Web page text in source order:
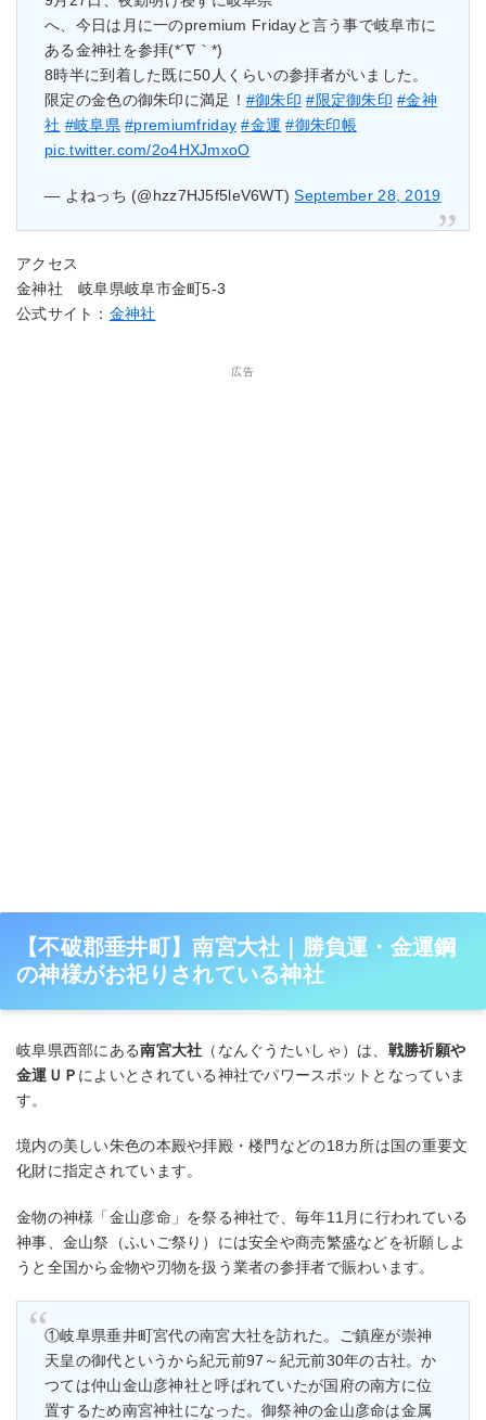
へ、今日は月に一のpremium Fridayと言う事で岐阜市に
ある金神社を参拝(*´∇｀*)
8時半に到着した既に50人くらいの参拝者がいました。
限定の金色の御朱印に満足！ #御朱印 #限定御朱印 #金神
社 #岐阜県 #premiumfriday #金運 #御朱印帳
pic.twitter.com/2o4HXJmxoO
— よねっち (@hzz7HJ5f5leV6WT)September 28, 2019
アクセス
金神社 岐阜県岐阜市金町5-3
公式サイト： 金神社
広告
【不破郡垂井町】南宮大社｜勝負運・金運鋼
の神様がお祀りされている神社
岐阜県西部にある南宮大社 （なんぐうたいしゃ）は、 戦勝祈願や
金運ＵＰ によいとされている神社でパワースポットとなっていま
す。
境内の美しい朱色の本殿や拝殿・楼門などの18カ所は国の重要文
化財に指定されています。
金物の神様「金山彦命」を祭る神社で、毎年11月に行われている
神事、金山祭（ふいご祭り）には安全や商売繁盛などを祈願しよ
うと全国から金物や刃物を扱う業者の参拝者で賑わいます。
①岐阜県垂井町宮代の南宮大社を訪れた。ご鎮座が崇神
天皇の御代というから紀元前97～紀元前30年の古社。か
つては仲山金山彦神社と呼ばれていたが国府の南方に位
置するため南宮神社になった。御祭神の金山彦命は金属